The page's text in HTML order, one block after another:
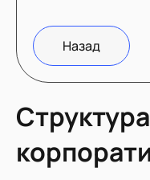
Назад
Структура